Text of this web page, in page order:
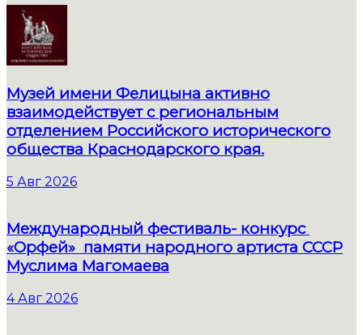
Музей имени Фелицына активно
взаимодействует с региональным
отделением Российского исторического
общества Краснодарского края.
5 Авг 2026
Международный фестиваль- конкурс
«Орфей» памяти народного артиста СССР
Муслима Магомаева
4 Авг 2026